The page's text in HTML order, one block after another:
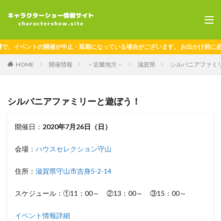
ントの開催が中止・延期になっている場合がございます。 お出かけ前に必ず
HOME 開催情報 －近畿地方－ 滋賀県 シルバニアファミ
シルバニアファミリーと遊ぼう！
開催日： 2020年7月26日（日）
会場： ハウスセレクション守山
住所： 滋賀県守山市吉身5-2-14
スケジュール：①11：00～ ②13：00～ ③15：00～
イベント情報詳細